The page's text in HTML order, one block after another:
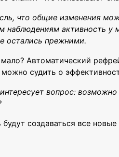
что общие изменения
наблюдениям активность у
остались прежними.
мало? Автоматический
судить о
вопрос:
создаваться все